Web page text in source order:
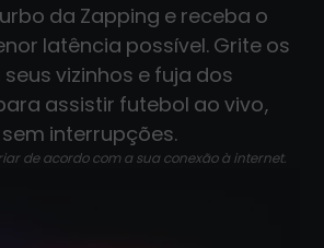
da Zapping e receba o
latência possível. Grite os
vizinhos e fuja dos
assistir futebol ao vivo,
interrupções.
de acordo com a sua conexão à internet.